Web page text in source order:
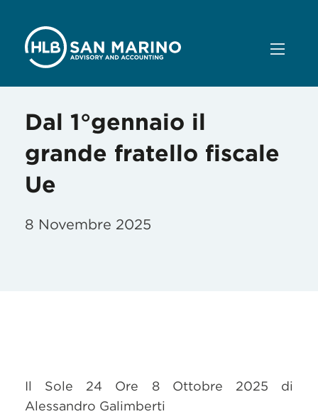
Dal 1°gennaio il
grande fratello fiscale
Ue
8 Novembre 2025
Il Sole 24 Ore 8 Ottobre 2025 di
Alessandro Galimberti